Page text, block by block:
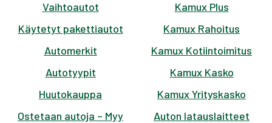
Vaihtoautot
Käytetyt pakettiautot
Automerkit
Autotyypit
Huutokauppa
Ostetaan autoja – Myy
Kamux Plus
Kamux Rahoitus
Kamux Kotiintoimitus
Kamux Kasko
Kamux Yrityskasko
Auton latauslaitteet